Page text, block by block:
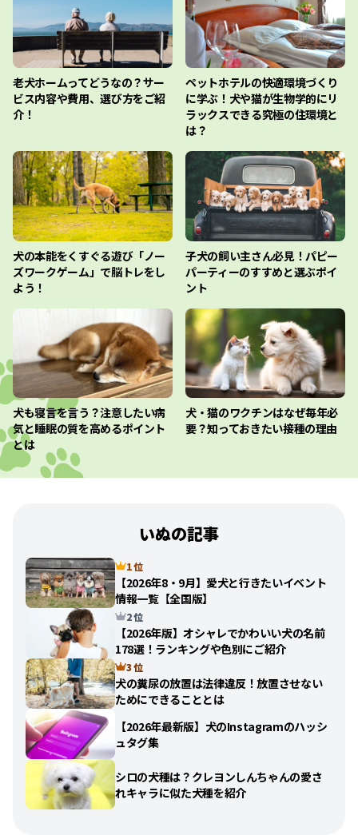
老犬ホームってどうなの？サー
ビス内容や費用、選び方をご紹
介！
ペットホテルの快適環境づくり
に学ぶ！犬や猫が生物学的にリ
ラックスできる究極の住環境と
は？
犬の本能をくすぐる遊び「ノー
ズワークゲーム」で脳トレをし
よう！
子犬の飼い主さん必見！パピー
パーティーのすすめと選ぶポイ
ント
犬も寝言を言う？注意したい病
気と睡眠の質を高めるポイント
とは
犬・猫のワクチンはなぜ毎年必
要？知っておきたい接種の理由
いぬの記事
1 位
【2026年8・9月】愛犬と行きたいイベント
情報一覧【全国版】
2 位
【2026年版】オシャレでかわいい犬の名前
178選！ランキングや色別にご紹介
3 位
犬の糞尿の放置は法律違反！放置させない
ためにできることとは
【2026年最新版】犬のInstagramのハッシ
ュタグ集
シロの犬種は？クレヨンしんちゃんの愛さ
れキャラに似た犬種を紹介